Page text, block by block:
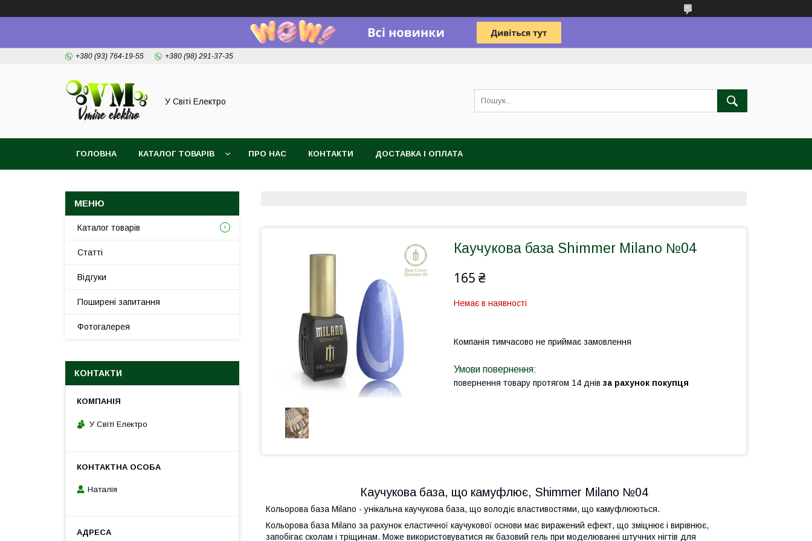
+380 (93) 764-19-55 +380 (98) 291-37-35
У Світі Електро
ГОЛОВНА КАТАЛОГ ТОВАРІВ ПРО НАС КОНТАКТИ ДОСТАВКА І ОПЛАТА
Каучукова база Shimmer Milano №04
165 ₴
Немає в наявності
Компанія тимчасово не приймає замовлення
повернення товару протягом 14 днів за рахунок покупця
Каучукова база, що камуфлює, Shimmer Milano №04
Кольорова база Milano - унікальна каучукова база, що володіє властивостями, що камуфлюються.
Кольорова база Milano за рахунок еластичної каучукової основи має виражений ефект, що зміцнює і вирівнює,
запобігає сколам і тріщинам. Може використовуватися як базовий гель при моделюванні штучних нігтів для
Каталог товарів
Статті
Відгуки
Поширені запитання
Фотогалерея
КОНТАКТИ
У Світі Електро
Наталія